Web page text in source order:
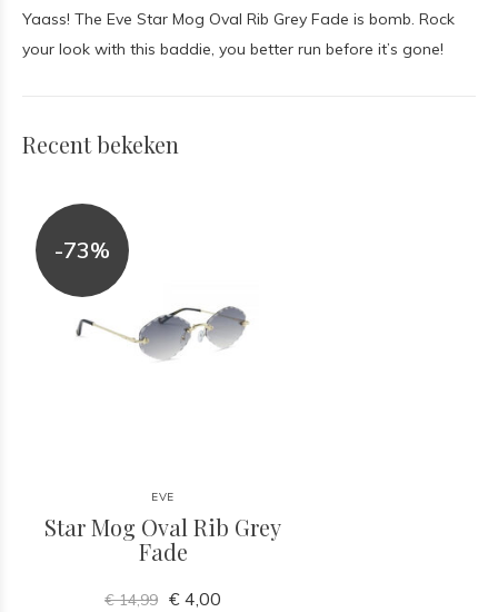
Yaass! The Eve Star Mog Oval Rib Grey Fade is bomb. Rock
your look with this baddie, you better run before it’s gone!
Recent bekeken
-73%
EVE
Star Mog Oval Rib Grey
Fade
€ 14,99 € 4,00